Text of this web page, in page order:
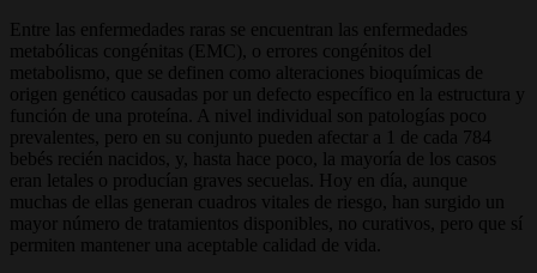
Entre las enfermedades raras se encuentran las enfermedades
metabólicas congénitas (EMC), o errores congénitos del
metabolismo, que se definen como alteraciones bioquímicas de
origen genético causadas por un defecto específico en la estructura y
función de una proteína. A nivel individual son patologías poco
prevalentes, pero en su conjunto pueden afectar a 1 de cada 784
bebés recién nacidos, y, hasta hace poco, la mayoría de los casos
eran letales o producían graves secuelas. Hoy en día, aunque
muchas de ellas generan cuadros vitales de riesgo, han surgido un
mayor número de tratamientos disponibles, no curativos, pero que sí
permiten mantener una aceptable calidad de vida.